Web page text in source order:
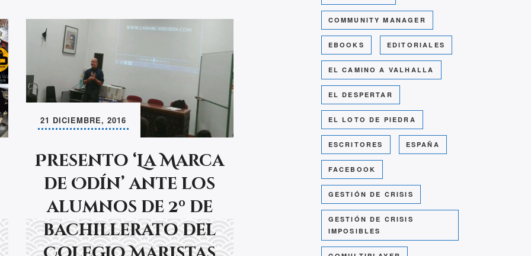
Presento ‘La Marca
de Odín’ ante los
alumnos de 2º de
bachillerato del
21 DICIEMBRE, 2016
COMMUNITY MANAGER
EBOOKS EDITORIALES
EL CAMINO A VALHALLA
EL DESPERTAR
EL LOTO DE PIEDRA
ESCRITORES ESPAÑA
FACEBOOK
GESTIÓN DE CRISIS
GESTIÓN DE CRISIS
IMPOSIBLES